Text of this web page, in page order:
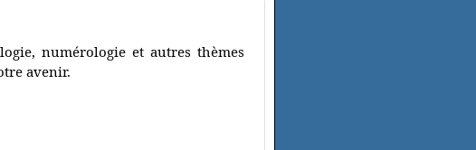
numérologie et autres thèmes
avenir.